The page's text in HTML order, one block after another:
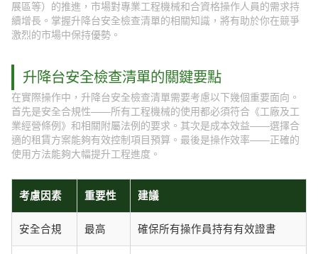
展區等）的推進，市場對專業工程機械和合資格操作人員的需求持
續增長。掌握升降台安全檢查清單的相關知識，將有助於你在競爭
激烈的市場中保持優勢。
升降台安全檢查清單的關鍵要點
在實際操作中，升降台安全檢查清單需要考慮以下幾個重要面向。
首先是安全合規性——所有工程機械的使用都必須符合《工廠及工
業經營條例》和相關附屬法例的要求。其次是成本效益——選擇合
適的租賃方案能夠有效控制項目預算。最後是操作效率——正確的
使用方法能夠大幅提升工程進度。
考慮因素 重要性 建議
安全合規 最高 確保所有操作員持有有效證書